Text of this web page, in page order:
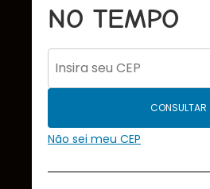
NO TEMPO
CONSULTAR
Não sei meu CEP